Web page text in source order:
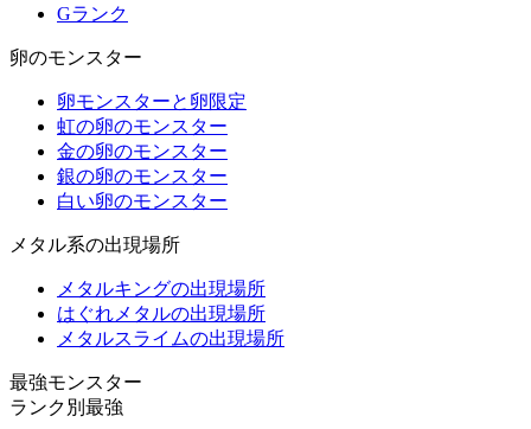
Gランク
卵のモンスター
卵モンスターと卵限定
虹の卵のモンスター
金の卵のモンスター
銀の卵のモンスター
白い卵のモンスター
メタル系の出現場所
メタルキングの出現場所
はぐれメタルの出現場所
メタルスライムの出現場所
最強モンスター
ランク別最強